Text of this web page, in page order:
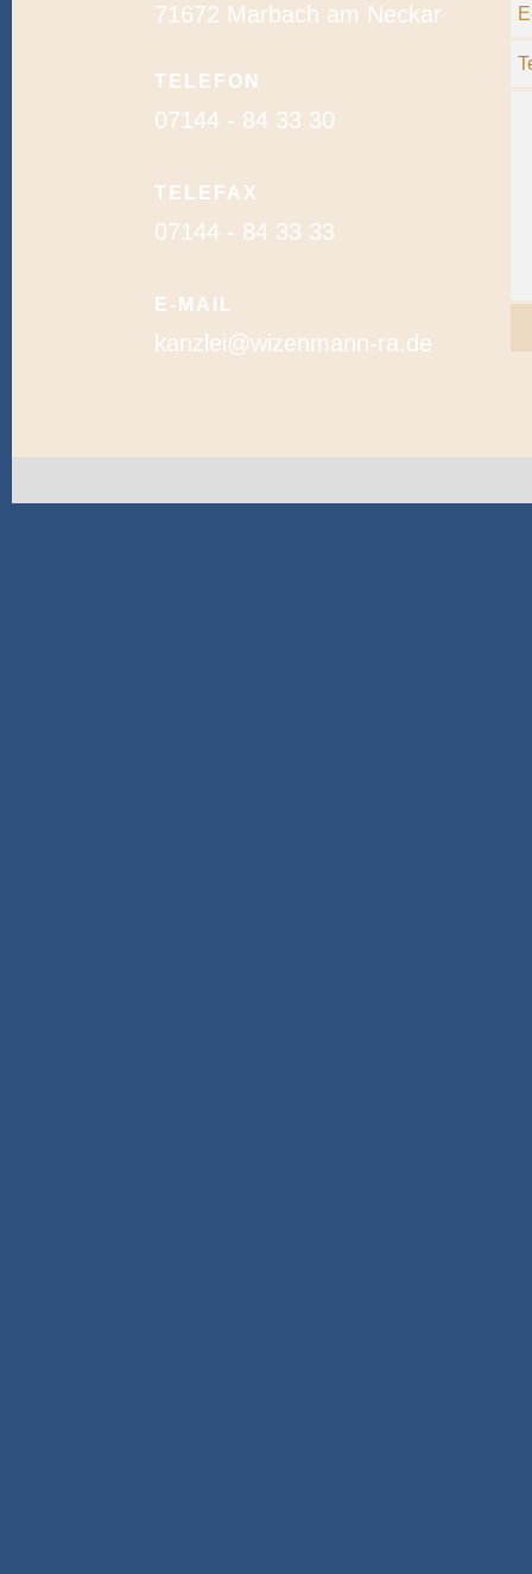
71672 Marbach am Neckar
TELEFON
07144 - 84 33 30
TELEFAX
07144 - 84 33 33
E-MAIL
kanzlei@wizenmann-ra.de